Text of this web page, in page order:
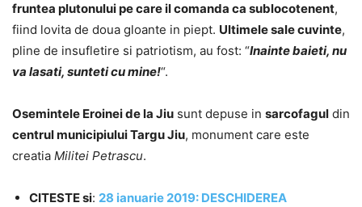
fruntea plutonului pe care il comanda ca sublocotenent,
fiind lovita de doua gloante in piept. Ultimele sale cuvinte,
pline de insufletire si patriotism, au fost: “Inainte baieti, nu
va lasati, sunteti cu mine!“.
Osemintele Eroinei de la Jiu sunt depuse in sarcofagul din
centrul municipiului Targu Jiu, monument care este
creatia Militei Petrascu.
CITESTE si: 28 ianuarie 2019: DESCHIDEREA